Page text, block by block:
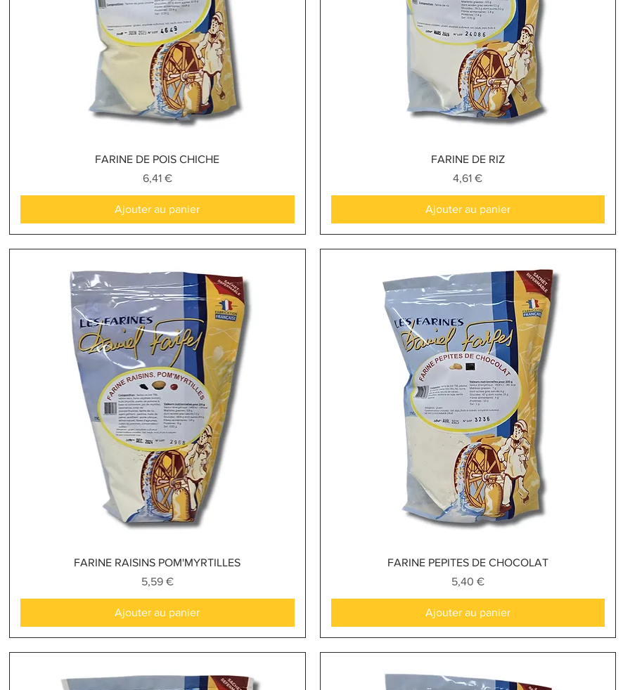
Aperçu rapide
FARINE DE POIS CHICHE
Prix
6,41 €
Ajouter au panier
Aperçu rapide
FARINE DE RIZ
Prix
4,61 €
Ajouter au panier
Aperçu rapide
FARINE RAISINS POM'MYRTILLES
Prix
5,59 €
Ajouter au panier
Aperçu rapide
FARINE PEPITES DE CHOCOLAT
Prix
5,40 €
Ajouter au panier